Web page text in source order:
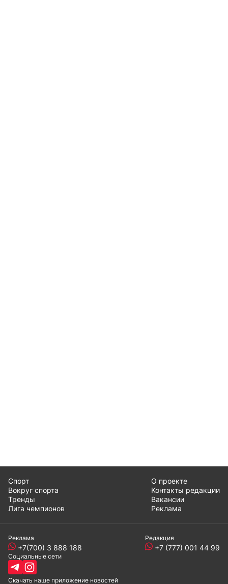
Спорт
Вокруг спорта
Тренды
Лига чемпионов
О проекте
Контакты редакции
Вакансии
Реклама
Реклама
+7(700) 3 888 188
Редакция
+7 (777) 001 44 99
Социальные сети
Скачать наше приложение новостей